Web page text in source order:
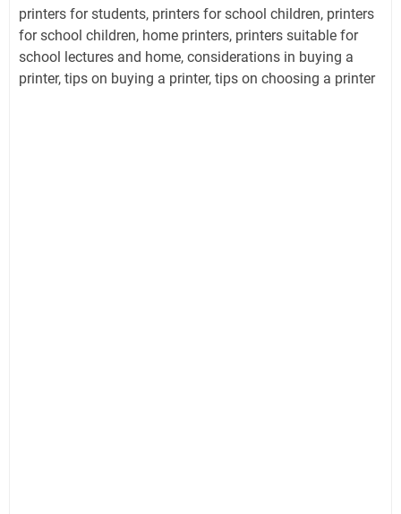
printers for students, printers for school children, printers
for school children, home printers, printers suitable for
school lectures and home, considerations in buying a
printer, tips on buying a printer, tips on choosing a printer